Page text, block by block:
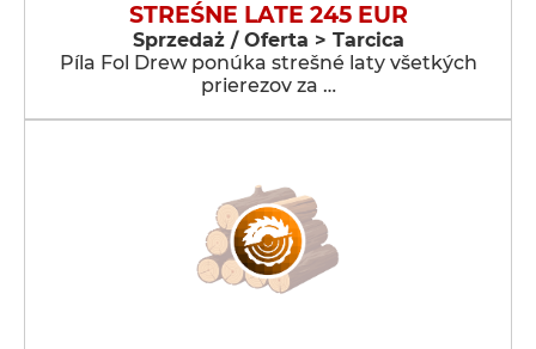
STREŚNE LATE 245 EUR
Sprzedaż / Oferta > Tarcica
Píla Fol Drew ponúka strešné laty všetkých
prierezov za …